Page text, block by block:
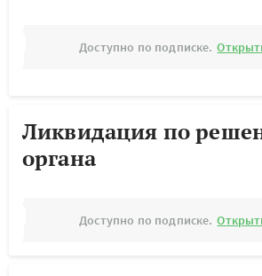
Доступно по подписке.
Ликвидация по
органа
Доступно по подписке.